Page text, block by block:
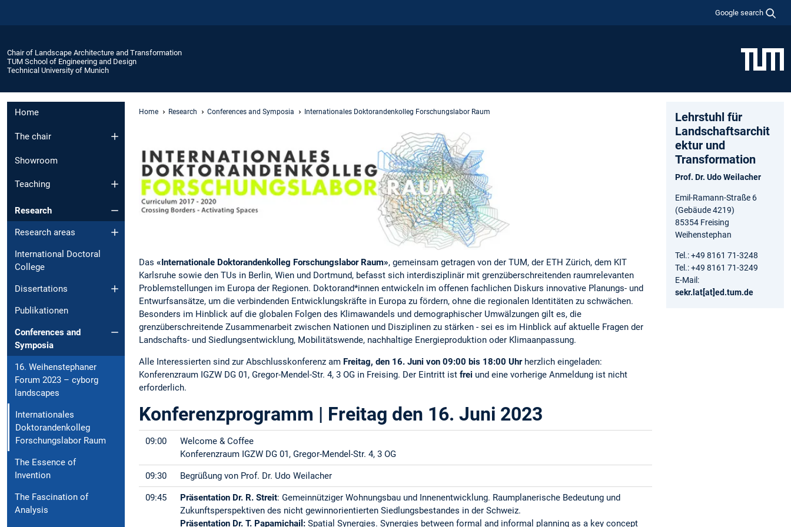
Google search
Chair of Landscape Architecture and Transformation
TUM School of Engineering and Design
Technical University of Munich
Home
The chair
Showroom
Teaching
Research
Research areas
International Doctoral
College
Dissertations
Publikationen
Conferences and
Symposia
16. Weihenstephaner
Forum 2023 – cyborg
landscapes
Internationales
Doktorandenkolleg
Forschungslabor Raum
The Essence of
Invention
The Fascination of
Analysis
Home Research Conferences and Symposia Internationales Doktorandenkolleg Forschungslabor Raum
Das «Internationale Doktorandenkolleg Forschungslabor Raum», gemeinsam getragen von der TUM, der ETH Zürich, dem KIT
Karlsruhe sowie den TUs in Berlin, Wien und Dortmund, befasst sich interdisziplinär mit grenzüberschreitenden raumrelevanten
Problemstellungen im Europa der Regionen. Doktorand*innen entwickeln im offenen fachlichen Diskurs innovative Planungs- und
Entwurfsansätze, um die verbindenden Entwicklungskräfte in Europa zu fördern, ohne die regionalen Identitäten zu schwächen.
Besonders im Hinblick auf die globalen Folgen des Klimawandels und demographischer Umwälzungen gilt es, die
grenzüberschreitende Zusammenarbeit zwischen Nationen und Disziplinen zu stärken - sei es im Hinblick auf aktuelle Fragen der
Landschafts- und Siedlungsentwicklung, Mobilitätswende, nachhaltige Energieproduktion oder Klimaanpassung.
Alle Interessierten sind zur Abschlusskonferenz am Freitag, den 16. Juni von 09:00 bis 18:00 Uhr herzlich eingeladen:
Konferenzraum IGZW DG 01, Gregor-Mendel-Str. 4, 3 OG in Freising. Der Eintritt ist frei und eine vorherige Anmeldung ist nicht
erforderlich.
Konferenzprogramm | Freitag den 16. Juni 2023
09:00
Welcome & Coffee
Konferenzraum IGZW DG 01, Gregor-Mendel-Str. 4, 3 OG
09:30 Begrüßung von Prof. Dr. Udo Weilacher
09:45 Präsentation Dr. R. Streit: Gemeinnütziger Wohnungsbau und Innenentwicklung. Raumplanerische Bedeutung und
Zukunftsperspektiven des nicht gewinnorientierten Siedlungsbestandes in der Schweiz.
Präsentation Dr. T. Papamichail:Spatial Synergies. Synergies between formal and informal planning as a key concept
Lehrstuhl für
Landschaftsarchit
ektur und
Transformation
Prof. Dr. Udo Weilacher
Emil-Ramann-Straße 6
(Gebäude 4219)
85354 Freising
Weihenstephan
Tel.: +49 8161 71-3248
Tel.: +49 8161 71-3249
E-Mail:
sekr.lat[at]ed.tum.de